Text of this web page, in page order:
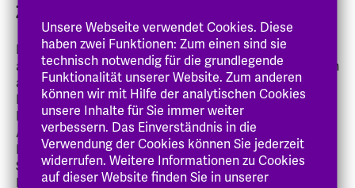
Zeitschriftenbeiträge
Lange, J. (2025): Sozial- und Arbeitsmarktpolitik
angesichts des Fach- und Arbeitskräftemangels: Lehren
aus den Reformen seit dem ersten Zwischenbericht der
Enquete-Kommission Demographischer Wandel, in:
Lange, J./Yollu-Tok, A. (Hrsg): Demographie,
Arbeitsmarkt und Politik – 30 Jahre nach der Enquete-
Kommission des Deutschen Bundestags,
Schwerpunktheft Sozialer Fortschritt, Jahrgang 74/2025
Heft 10 (i.E.)
Unsere Webseite verwendet Cookies. Diese
haben zwei Funktionen: Zum einen sind sie
technisch notwendig für die grundlegende
Funktionalität unserer Website. Zum anderen
können wir mit Hilfe der analytischen Cookies
unsere Inhalte für Sie immer weiter
verbessern. Das Einverständnis in die
Verwendung der Cookies können Sie jederzeit
widerrufen. Weitere Informationen zu Cookies
auf dieser Website finden Sie in unserer